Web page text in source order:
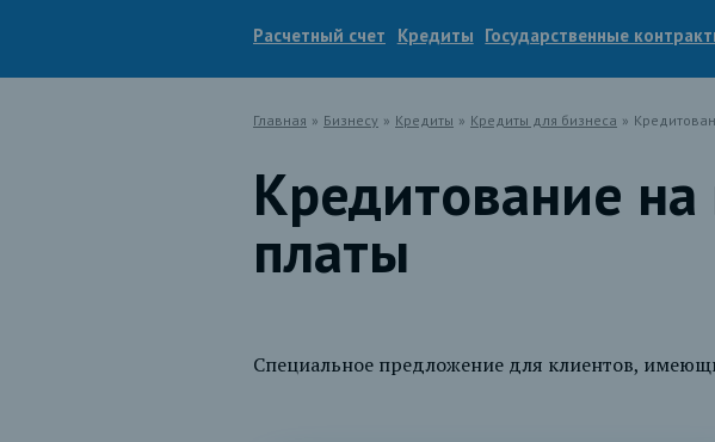
Расчетный счет Кредиты Государственные
Главная » Бизнесу » Кредиты » Кредиты для бизнеса »
Кредитование
платы
Специальное предложение для клиентов,